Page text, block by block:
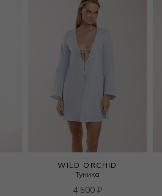
WILD ORCHID
Туника
4 500 ₽